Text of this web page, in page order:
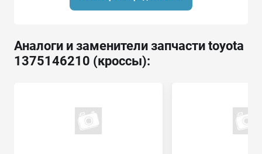
Аналоги и заменители запчасти toyota
1375146210 (кроссы):